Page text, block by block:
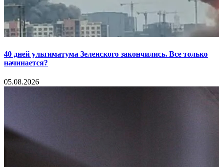
40 дней ультиматума Зеленского закончились. Все только
начинается?
05.08.2026